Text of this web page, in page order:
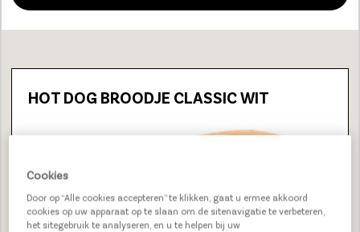
HOT DOG BROODJE CLASSIC WIT
Loading...
Cookies
Door op “Alle cookies accepteren” te klikken, gaat u ermee akkoord
cookies op uw apparaat op te slaan om de sitenavigatie te verbeteren,
het sitegebruik te analyseren, en u te helpen bij uw